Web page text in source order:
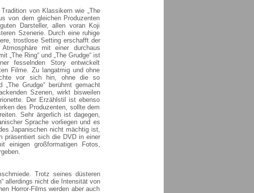
von Klassikern wie „The
von dem gleichen Produzenten
Darsteller, allen voran Koji
Szenerie. Durch eine ruhige
trostlose Setting erschafft der
mit einer durchaus
„The Ring“ und „The Grudge“ ist
fesselnden Story entwickelt
Filme. Zu langatmig und ohne
vor sich hin, ohne die so
„The Grudge“ berühmt gemacht
Szenen, wirkt bisweilen
Der Erzählstil ist ebenso
des Produzenten, sollte dem
Sehr ärgerlich ist dagegen,
Sprache vorliegen und es
Japanischen nicht mächtig ist,
präsentiert sich die DVD in einer
einigen großformatigen Fotos,
Trotz seines düsteren
allerdings nicht die Intensität von
Horror-Films werden aber auch